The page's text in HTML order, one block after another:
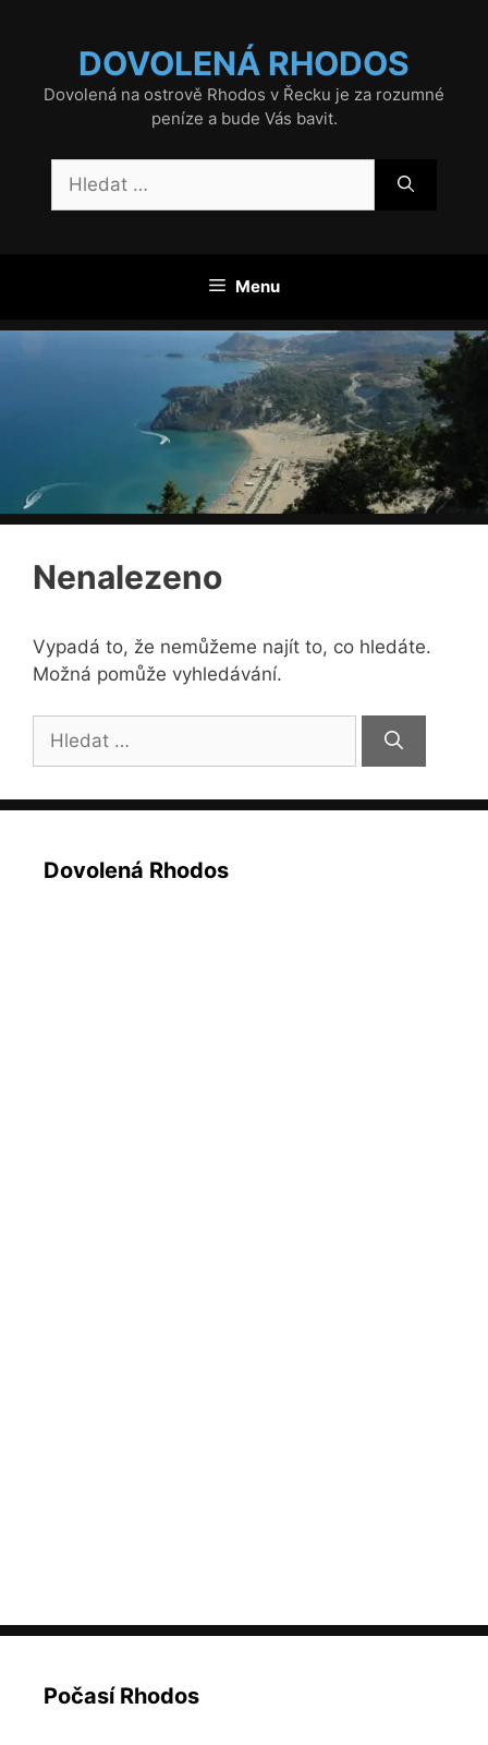
DOVOLENÁ RHODOS
Dovolená na ostrově Rhodos v Řecku je za rozumné
peníze a bude Vás bavit.
Menu
Nenalezeno
Vypadá to, že nemůžeme najít to, co hledáte.
Možná pomůže vyhledávání.
Hledat:
Dovolená Rhodos
Počasí Rhodos